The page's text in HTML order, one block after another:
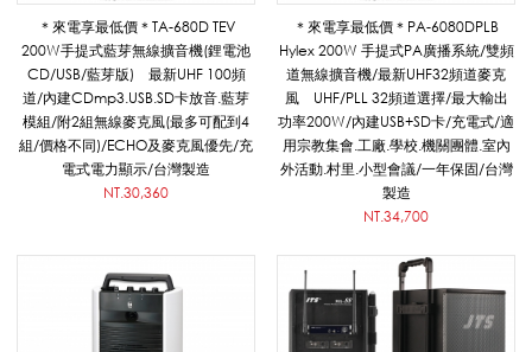
手
提
＊來電享最低價＊TA-680D TEV
200W手提式藍芽無線擴音機(鋰電池
CD/USB/藍芽版) 最新UHF 100頻
道/內建CDmp3.USB.SD卡放音.藍芽
模組/附2組無線麥克風(最多可配到4
組/價格不同)/ECHO及麥克風優先/充
電式電力顯示/台灣製造
NT.30,360
＊來電享最低價＊PA-6080DPLB
Hylex 200W 手提式PA廣播系統/雙頻
道無線擴音機/最新UHF32頻道麥克
風 UHF/PLL 32頻道選擇/最大輸出
功率200W/內建USB+SD卡/充電式/適
用宗教集會.工廠.學校.機關團體.室內
外活動.村里.小型會議/一年保固/台灣
製造
NT.34,700